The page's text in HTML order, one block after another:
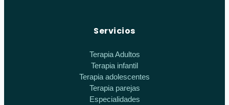
Servicios
Terapia Adultos
Terapia infantil
Terapia adolescentes
Terapia parejas
Especialidades